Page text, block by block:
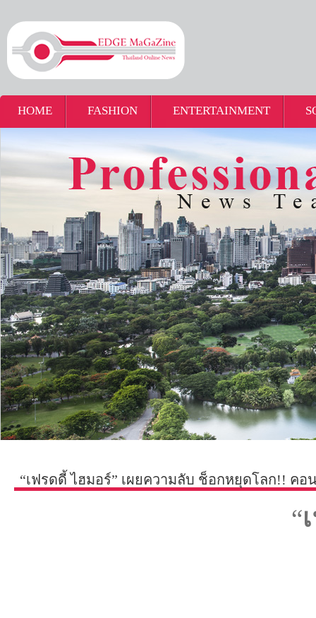
HOME FASHION ENTERTAINMENT
“เฟรดดี้ ไฮมอร์” เผยความลับ ช็อกหยุดโลก!! คอ
“